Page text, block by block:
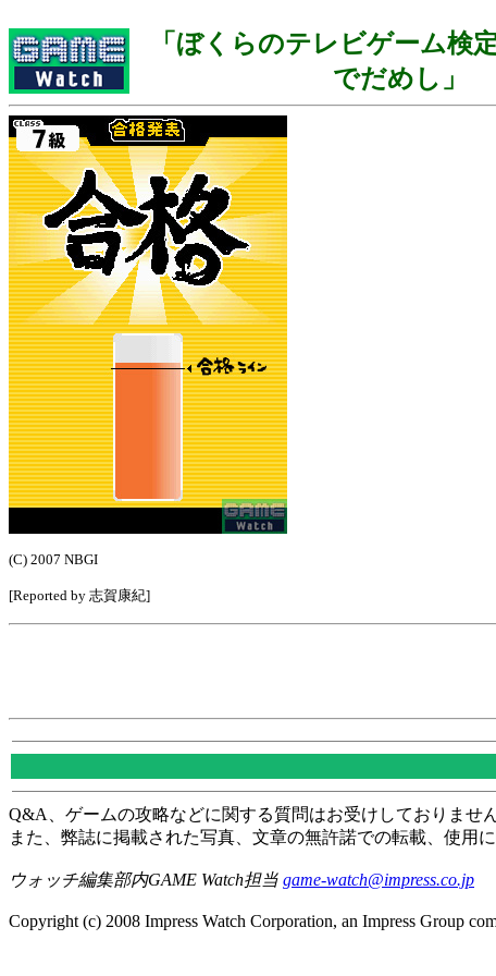
「ぼくらのテレビゲーム検
でだめし」
(C) 2007 NBGI
[Reported by 志賀康紀]
Q&A、ゲームの攻略などに関する質問はお受けしておりませ
また、弊誌に掲載された写真、文章の無許諾での転載、使用
ウォッチ編集部内GAME Watch担当 game-watch@impress.co.jp
Copyright (c) 2008 Impress Watch Corporation, an Impress Group